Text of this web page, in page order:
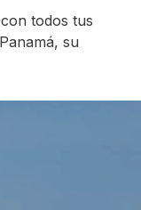
todos tus
su